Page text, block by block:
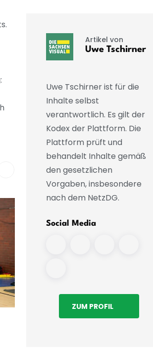
Artikel von
Uwe Tschirner
Uwe Tschirner ist für die
Inhalte selbst
verantwortlich. Es gilt der
Kodex der Plattform. Die
Plattform prüft und
behandelt Inhalte gemäß
den gesetzlichen
Vorgaben, insbesondere
nach dem NetzDG.
Social Media
ZUM PROFIL